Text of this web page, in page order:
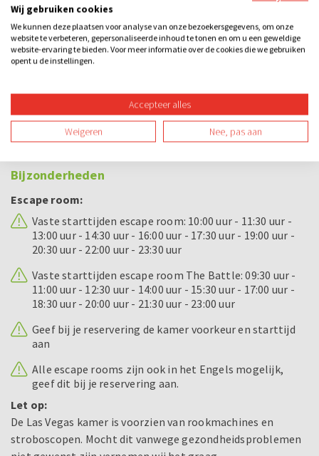
individueel als met je team een leuke prijs!
Bij dit uitje inbegrepen
Toegang tot de escape room en keuze uit 3 kamers
Ranking your Stars met showmaster
Champagne voor het winnende team
Bijzonderheden
Escape room:
Vaste starttijden escape room: 10:00 uur - 11:30 uur -
13:00 uur - 14:30 uur - 16:00 uur - 17:30 uur - 19:00 uur -
20:30 uur - 22:00 uur - 23:30 uur
Vaste starttijden escape room The Battle: 09:30 uur -
11:00 uur - 12:30 uur - 14:00 uur - 15:30 uur - 17:00 uur -
18:30 uur - 20:00 uur - 21:30 uur - 23:00 uur
Geef bij je reservering de kamer voorkeur en starttijd
aan
Alle escape rooms zijn ook in het Engels mogelijk,
geef dit bij je reservering aan.
Let op:
De Las Vegas kamer is voorzien van rookmachines en
stroboscopen. Mocht dit vanwege gezondheidsproblemen
Wij gebruiken cookies
We kunnen deze plaatsen voor analyse van onze bezoekersgegevens, om onze
website te verbeteren, gepersonaliseerde inhoud te tonen en om u een geweldige
website-ervaring te bieden. Voor meer informatie over de cookies die we gebruiken
opent u de instellingen.
Accepteer alles
Weigeren Nee, pas aan